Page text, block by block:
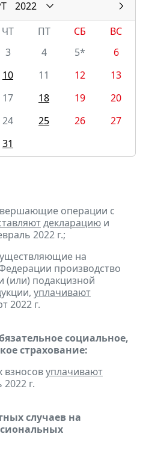
2022
ЧТ ПТ СБ
ВС
3 4 5*
6
10 11 12
13
17 18 19
20
24 25 26
27
31
операции с
декларацию и
2022 г.;
на
производство
(или) подакцизной
уплачивают
2022 г.
социальное,
страхование:
взносовуплачивают
г.
случаев на